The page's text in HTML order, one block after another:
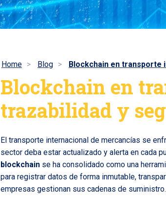
Home Blog Blockchain en transporte
Blockchain en
trazabilidad y
El transporte internacional de mercancías se
sector deba estar actualizado y alerta en cada
blockchain se ha consolidado como una
para registrar datos de forma inmutable,
empresas gestionan sus cadenas de suministro.